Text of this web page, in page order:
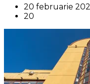
20 februarie
20